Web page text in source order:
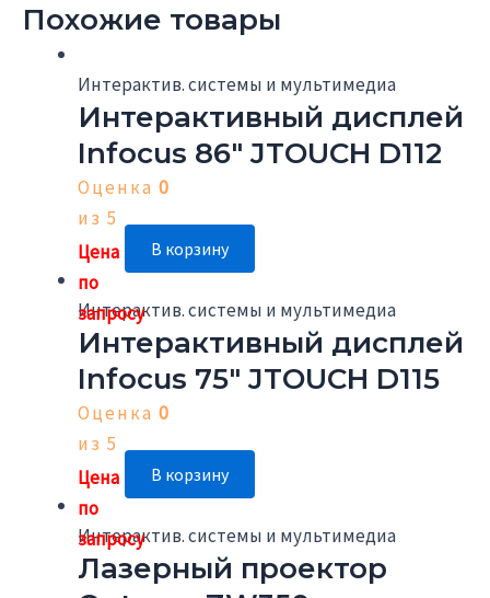
Похожие товары
Интерактив. системы и мультимедиа
Интерактивный дисплей
Infocus 86″ JTOUCH D112
Оценка 0
из 5
В корзину
Интерактив. системы и мультимедиа
Интерактивный дисплей
Infocus 75″ JTOUCH D115
Оценка 0
из 5
В корзину
Интерактив. системы и мультимедиа
Лазерный проектор